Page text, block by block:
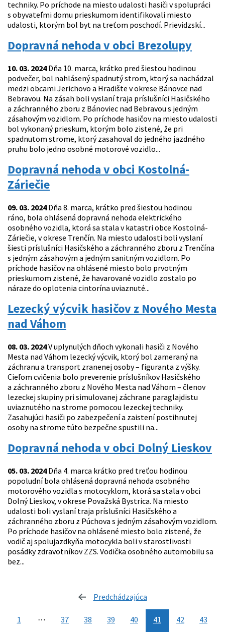
techniky. Po príchode na miesto udalosti hasiči v spolupráci
s obyvateľmi domu prieskumom identifikovali miesto
udalosti, ktorým bol byt na treťom poschodí. Prievidzskí...
Dopravná nehoda v obci Brezolupy
10. 03. 2024Dňa 10. marca, krátko pred šiestou hodinou
podvečer, bol nahlásený spadnutý strom, ktorý sa nachádzal
medzi obcami Jerichovo a Hradište v okrese Bánovce nad
Bebravou. Na zásah boli vyslaní traja príslušníci Hasičského
a záchranného zboru z Bánoviec nad Bebravou s jedným
zásahovým vozidlom. Po príchode hasičov na miesto udalosti
bol vykonaný prieskum, ktorým bolo zistené, že pri
spadnutom strome, ktorý zasahoval do jedného jazdného
pruhu bolo jedno osobné motorové vozidlo...
Dopravná nehoda v obci Kostolná-
Záriečie
09. 03. 2024Dňa 8. marca, krátko pred šiestou hodinou
ráno, bola ohlásená dopravná nehoda elektrického
osobného vozidla, ktorá sa stala v katastri obce Kostolná-
Záriečie, v okrese Trenčín. Na miesto udalosti boli vyslaní
šiesti príslušníci Hasičského a záchranného zboru z Trenčína
s jedným zásahovým a jedným sanitným vozidlom. Po
príchode hasičov na ohlásené miesto bolo prvotným
prieskumom zistené, že havarované vozidlo zostalo po
náraze do oplotenia cintorína uviaznuté...
Lezecký výcvik hasičov z Nového Mesta
nad Váhom
08. 03. 2024V uplynulých dňoch vykonali hasiči z Nového
Mesta nad Váhom lezecký výcvik, ktorý bol zameraný na
záchranu a transport zranenej osoby – figuranta z výšky.
Cieľom cvičenia bolo preverenie príslušníkov Hasičského
a záchranného zboru z Nového Mesta nad Váhom – členov
lezeckej skupiny pri simulovanej záchrane paraglajdistu
uviaznutého na strome pomocou lezeckej techniky.
Zasahujúci hasiči po zabezpečení a zaistení postihnutej
osoby na strome túto bezpečne spustili na...
Dopravná nehoda v obci Dolný Lieskov
05. 03. 2024Dňa 4. marca krátko pred treťou hodinou
popoludní bola ohlásená dopravná nehoda osobného
motorového vozidla s motocyklom, ktorá sa stala v obci
Dolný Lieskov, v okrese Považská Bystrica. Na miesto
udalosti boli vyslaní traja príslušníci Hasičského a
záchranného zboru z Púchova s jedným zásahovým vozidlom.
Po príchode hasičov na ohlásené miesto bolo zistené, že
vodič aj spolujazdkyňa motocykla boli v starostlivosti
posádky zdravotníkov ZZS. Vodička osobného automobilu sa
bez...
Predchádzajúca
1 ⋯ 37 38 39 40 41 42 43